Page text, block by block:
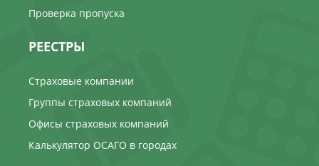
Проверка пропуска
РЕЕСТРЫ
Страховые компании
Группы страховых компаний
Офисы страховых компаний
Калькулятор ОСАГО в городах